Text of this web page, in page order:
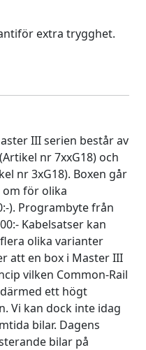
extra trygghet.
III serien består av
nr 7xxG18) och
nr 3xG18). Boxen går
för olika
). Programbyte från
Kabelsatser kan
olika varianter
att en box i Master III
vilken Common-Rail
ett högt
Vi kan dock inte idag
bilar. Dagens
bilar på